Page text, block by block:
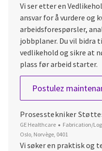
Vi ser etter en
ansvar for å vurdere og
arbeidsforespørsler,
jobbplaner. Du vil bidra
vedlikehold og sikre at
plass før arbeid starter.
Postulez
Prosesstekniker
GE Healthcare Catégorie
Fabrication/
Oslo, Norvège, 0401
Vi søker en praktisk og